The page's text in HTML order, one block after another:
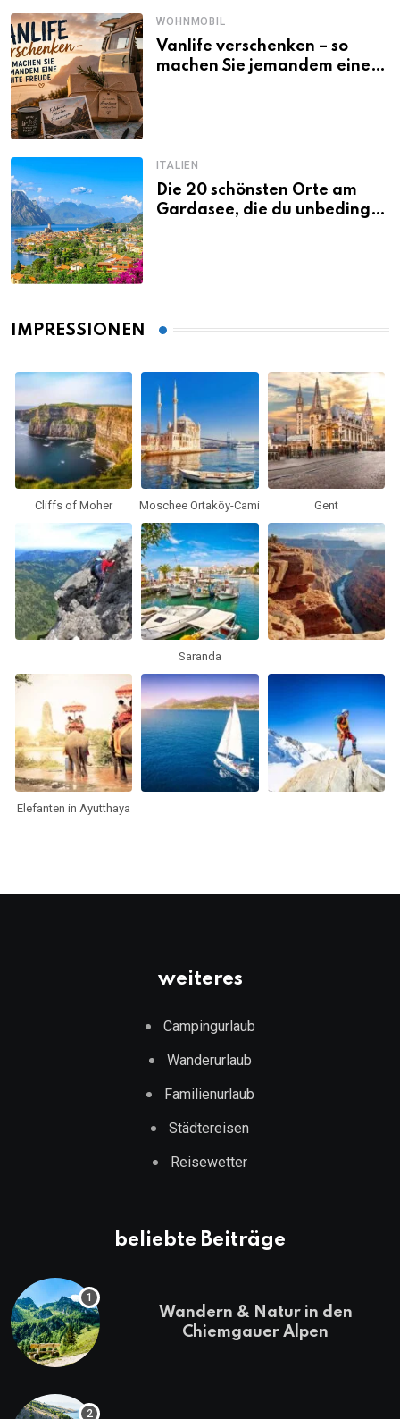
WOHNMOBIL
Vanlife verschenken – so
machen Sie jemandem eine
ITALIEN
Die 20 schönsten Orte am
Gardasee, die du unbedingt
IMPRESSIONEN
Cliffs of Moher Moschee Ortaköy-Cami Gent
Saranda
Elefanten in Ayutthaya
weiteres
Campingurlaub
Wanderurlaub
Familienurlaub
Städtereisen
Reisewetter
beliebte Beiträge
Wandern & Natur in den
Chiemgauer Alpen